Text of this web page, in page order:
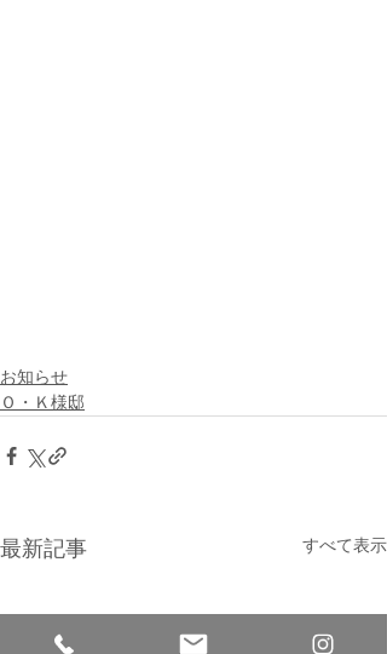
お知らせ
Ｏ・Ｋ様邸
最新記事 すべて表示